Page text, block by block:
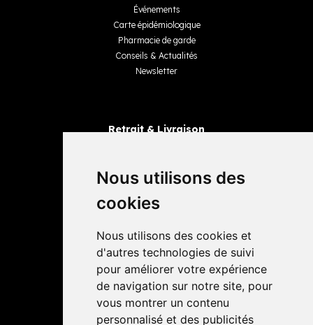
Nous utilisons des
cookies
Nous utilisons des cookies et
d'autres technologies de suivi
pour améliorer votre expérience
de navigation sur notre site, pour
vous montrer un contenu
personnalisé et des publicités
Événements
Carte épidémiologique
Pharmacie de garde
Conseils & Actualités
Newsletter
Retrait & Livraison
Livraisons
4,4 / 5 65 avis